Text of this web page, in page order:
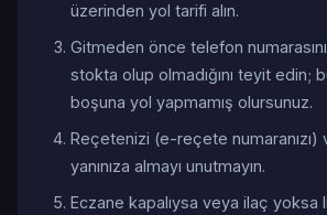
üzerinden yol tarifi alın.
Gitmeden önce telefon
stokta olup olmadığını teyit edin;
boşuna yol yapmamış olursunuz.
Reçetenizi (e-reçete numaranızı)
yanınıza almayı unutmayın.
Eczane kapalıysa veya ilaç yoksa